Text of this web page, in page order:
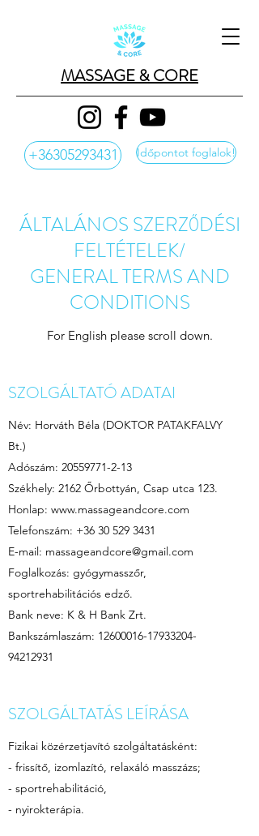
MASSAGE & CORE
+36305293431 Időpontot foglalok!
ÁLTALÁNOS SZERZŐDÉSI
FELTÉTELEK/
GENERAL TERMS AND
CONDITIONS
For English please scroll down.
SZOLGÁLTATÓ ADATAI
Név: Horváth Béla (DOKTOR PATAKFALVY
Bt.)
Adószám: 20559771-2-13
Székhely: 2162 Őrbottyán, Csap utca 123.
Honlap: www.massageandcore.com
Telefonszám: +36 30 529 3431
E-mail: massageandcore@gmail.com
Foglalkozás: gyógymasszőr,
sportrehabilitációs edző.
Bank neve: K & H Bank Zrt.
Bankszámlaszám: 12600016-17933204-
94212931
SZOLGÁLTATÁS LEÍRÁSA
Fizikai közérzetjavító szolgáltatásként:
- frissítő, izomlazító, relaxáló masszázs;
- sportrehabilitáció,
- nyirokterápia.